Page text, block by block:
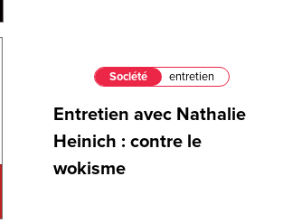
Société entretien
Entretien avec Nathalie
Heinich : contre le
wokisme